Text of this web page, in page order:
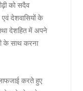
को सदैव
देशवासियों के
देशहित में अपने
के साथ करना
करते हुए